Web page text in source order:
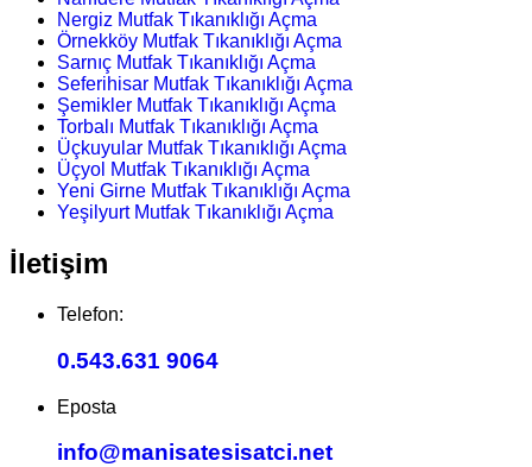
Nergiz Mutfak Tıkanıklığı Açma
Örnekköy Mutfak Tıkanıklığı Açma
Sarnıç Mutfak Tıkanıklığı Açma
Seferihisar Mutfak Tıkanıklığı Açma
Şemikler Mutfak Tıkanıklığı Açma
Torbalı Mutfak Tıkanıklığı Açma
Üçkuyular Mutfak Tıkanıklığı Açma
Üçyol Mutfak Tıkanıklığı Açma
Yeni Girne Mutfak Tıkanıklığı Açma
Yeşilyurt Mutfak Tıkanıklığı Açma
İletişim
Telefon:
0.543.631 9064
Eposta
info@manisatesisatci.net